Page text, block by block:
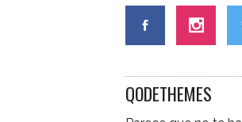
QODETHEMES